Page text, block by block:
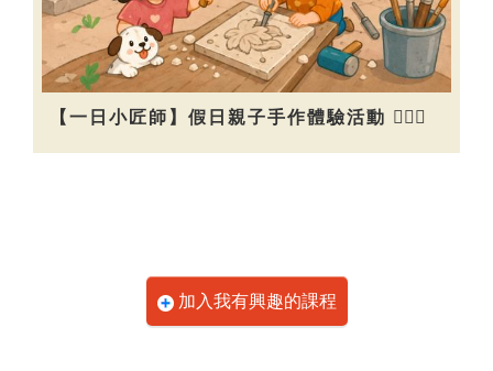
【一日小匠師】假日親子手作體驗活動 👷🏻‍♀️
加入我有興趣的課程